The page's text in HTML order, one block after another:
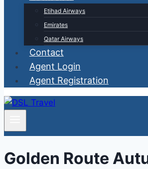
Etihad Airways
Emirates
Qatar Airways
Contact
Agent Login
Agent Registration
Golden Route